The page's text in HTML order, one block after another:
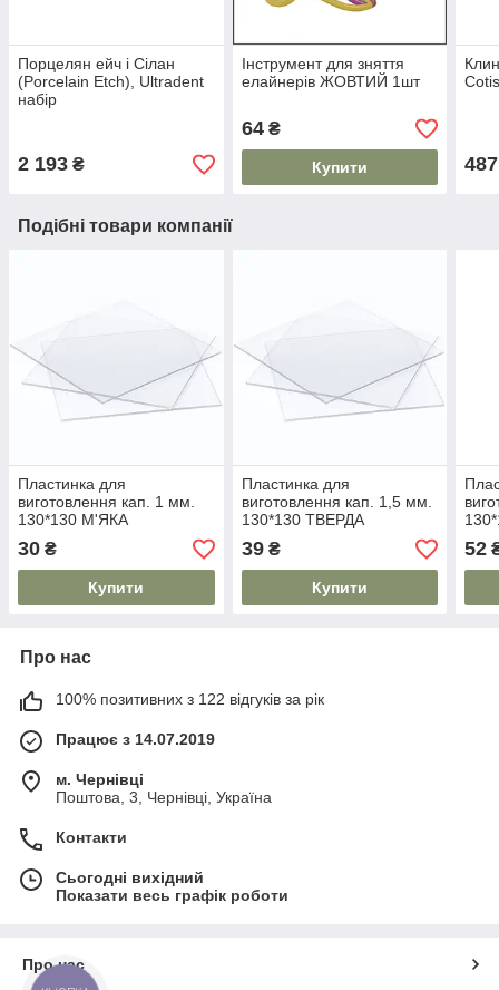
Порцелян ейч і Сілан
(Porcelain Etch), Ultradent
набір
2 193 ₴
Інструмент для зняття
елайнерів ЖОВТИЙ 1шт
64₴
Купити 487
Подібні товари компанії
Пластинка для
виготовлення кап. 1 мм.
130*130 М'ЯКА
30 ₴
Купити
Пластинка для
виготовлення кап. 1,5 мм.
130*130 ТВЕРДА
39₴
Купити
52
Про нас
100% позитивних з 122 відгуків за рік
Працює з 14.07.2019
м. Чернівці
Поштова, 3, Чернівці, Україна
Контакти
Сьогодні вихідний
Показати весь графік роботи
Про нас